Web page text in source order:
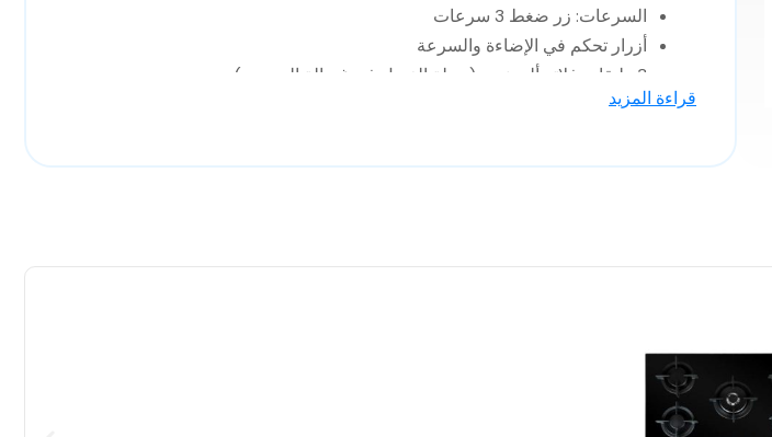
السرعات: زر ضغط 3 سرعات
أزرار تحكم في الإضاءة والسرعة
3 طبقات فلاتر ألومنيوم (سهلة الغسل في غسالة الصحون)
فلاتر كربونقراءة المزيد